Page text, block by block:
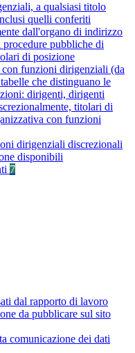
a qualsiasi titolo
quelli conferiti
dall'organo di indirizzo
procedure pubbliche di
di posizione
funzioni dirigenziali (da
che distinguano le
dirigenti, dirigenti
titolari di
con funzioni
dirigenziali discrezionali
disponibili
7
dal rapporto di lavoro
da pubblicare sul sito
comunicazione dei dati